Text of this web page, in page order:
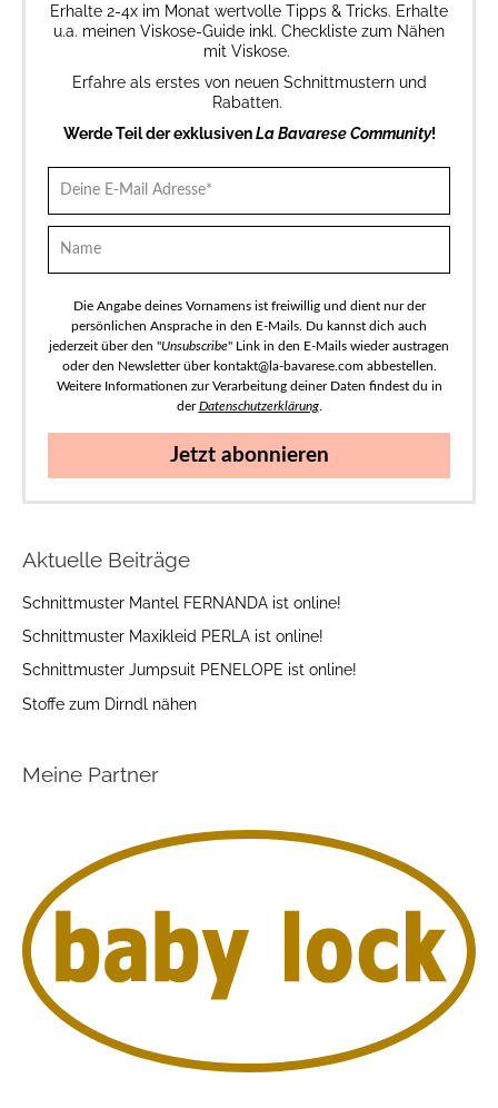
Erhalte 2-4x im Monat wertvolle Tipps & Tricks. Erhalte
u.a. meinen Viskose-Guide inkl. Checkliste zum Nähen
mit Viskose.
Erfahre als erstes von neuen Schnittmustern und
Rabatten.
Werde Teil der exklusivenLa Bavarese Community!
Die Angabe deines Vornamens ist freiwillig und dient nur der
persönlichen Ansprache in den E-Mails. Du kannst dich auch
jederzeit über den "Unsubscribe" Link in den E-Mails wieder austragen
oder den Newsletter über kontakt@la-bavarese.com abbestellen.
Weitere Informationen zur Verarbeitung deiner Daten findest du in
derDatenschutzerklärung.
Jetzt abonnieren
Aktuelle Beiträge
Schnittmuster Mantel FERNANDA ist online!
Schnittmuster Maxikleid PERLA ist online!
Schnittmuster Jumpsuit PENELOPE ist online!
Stoffe zum Dirndl nähen
Meine Partner